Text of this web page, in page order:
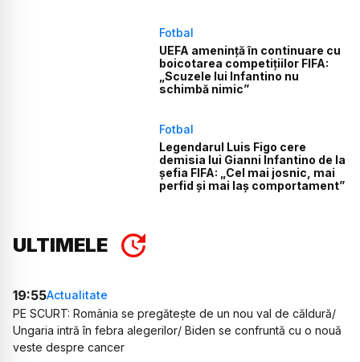
Fotbal
UEFA amenință în continuare cu
boicotarea competițiilor FIFA:
„Scuzele lui Infantino nu
schimbă nimic”
Fotbal
Legendarul Luis Figo cere
demisia lui Gianni Infantino de la
șefia FIFA: „Cel mai josnic, mai
perfid și mai laș comportament”
ULTIMELE
19:55Actualitate
PE SCURT: România se pregătește de un nou val de căldură/
Ungaria intră în febra alegerilor/ Biden se confruntă cu o nouă
veste despre cancer